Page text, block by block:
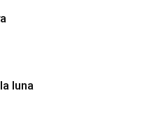
luna